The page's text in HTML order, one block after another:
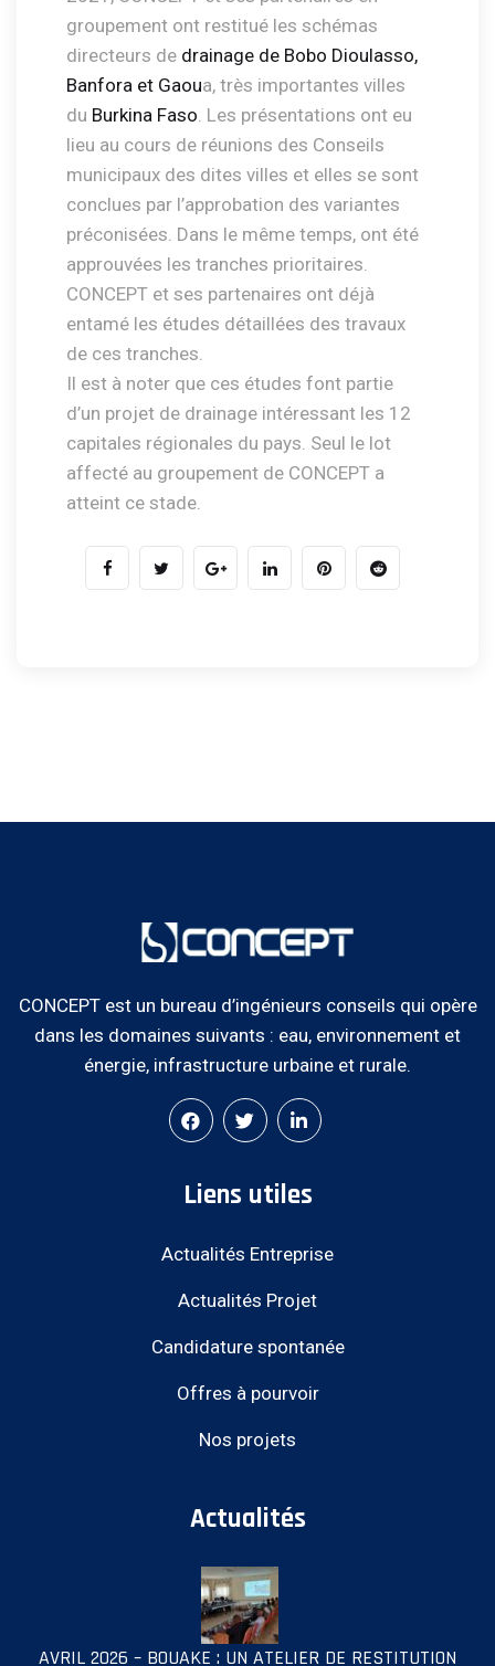
groupement ont restitué les schémas
directeurs de drainage de Bobo Dioulasso,
Banfora et Gaoua, très importantes villes
du Burkina Faso. Les présentations ont eu
lieu au cours de réunions des Conseils
municipaux des dites villes et elles se sont
conclues par l’approbation des variantes
préconisées. Dans le même temps, ont été
approuvées les tranches prioritaires.
CONCEPT et ses partenaires ont déjà
entamé les études détaillées des travaux
de ces tranches.
Il est à noter que ces études font partie
d’un projet de drainage intéressant les 12
capitales régionales du pays. Seul le lot
affecté au groupement de CONCEPT a
atteint ce stade.
CONCEPT est un bureau d’ingénieurs conseils qui opère
dans les domaines suivants : eau, environnement et
énergie, infrastructure urbaine et rurale.
Liens utiles
Actualités Entreprise
Actualités Projet
Candidature spontanée
Offres à pourvoir
Nos projets
Actualités
AVRIL 2026 – BOUAKE : UN ATELIER DE RESTITUTION